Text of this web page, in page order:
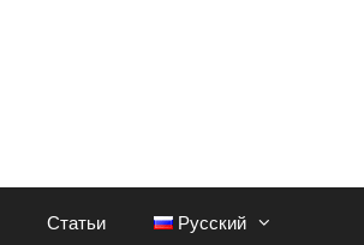
Статьи Русский